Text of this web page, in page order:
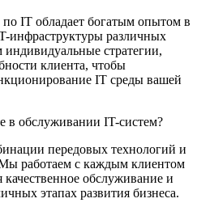
IT обладает богатым опытом в
инфраструктуры различных
стратегии,
клиента, чтобы
IT среды вашей
в обслуживании IT-систем?
передовых технологий и
работаем с каждым клиентом
обслуживание и
этапах развития бизнеса.